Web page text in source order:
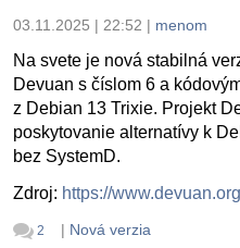
03.11.2025 | 22:52 | menom
Na svete je nová stabilná
Devuan s číslom 6 a
z Debian 13 Trixie. Projekt
poskytovanie alternatívy k
bez SystemD.
Zdroj: https://
2 | Nová verzia